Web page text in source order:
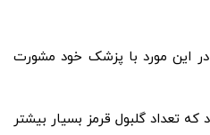
در این مورد با پزشک خود مشورت
تعداد گلبول قرمز بسیار بیشتر